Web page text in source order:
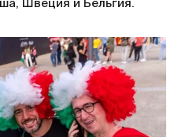
Швеция и Бельгия.